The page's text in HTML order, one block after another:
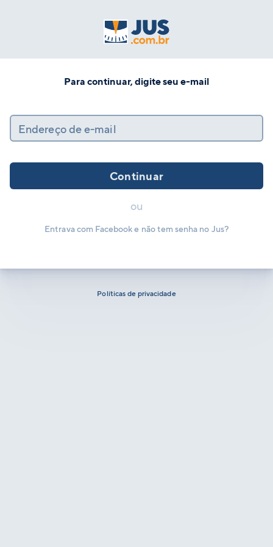
Para continuar, digite seu e-mail
Endereço de e-mail
Continuar
ou
Entrava com Facebook e não tem senha no Jus?
Políticas de privacidade